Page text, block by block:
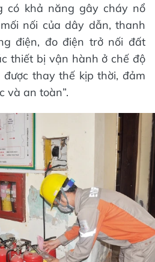
có khả năng gây cháy nổ
nối của dây dẫn, thanh
điện, đo điện trở nối đất
thiết bị vận hành ở chế độ
thay thế kịp thời, đảm
và an toàn”.